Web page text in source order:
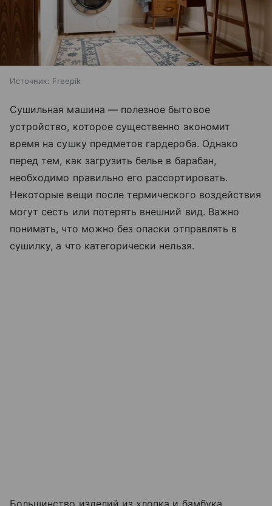
Источник: Freepik
Сушильная машина — полезное бытовое
устройство, которое существенно экономит
время на сушку предметов гардероба. Однако
перед тем, как загрузить белье в барабан,
необходимо правильно его рассортировать.
Некоторые вещи после термического воздействия
могут сесть или потерять внешний вид. Важно
понимать, что можно без опаски отправлять в
сушилку, а что категорически нельзя.
Большинство изделий из хлопка и бамбука